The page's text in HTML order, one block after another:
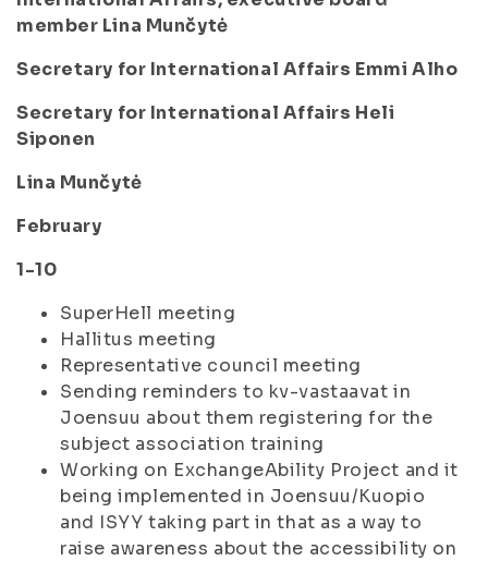
member Lina Munčytė
Secretary for International Affairs Emmi Alho
Secretary for International Affairs Heli
Siponen
Lina Munčytė
February
1-10
SuperHell meeting
Hallitus meeting
Representative council meeting
Sending reminders to kv-vastaavat in
Joensuu about them registering for the
subject association training
Working on ExchangeAbility Project and it
being implemented in Joensuu/Kuopio
and ISYY taking part in that as a way to
raise awareness about the accessibility on